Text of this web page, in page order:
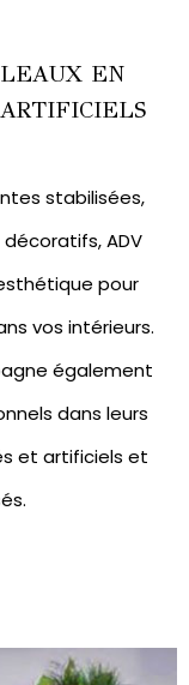
EN
stabilisées,
décoratifs, ADV
pour
vos intérieurs.
également
dans leurs
et artificiels et